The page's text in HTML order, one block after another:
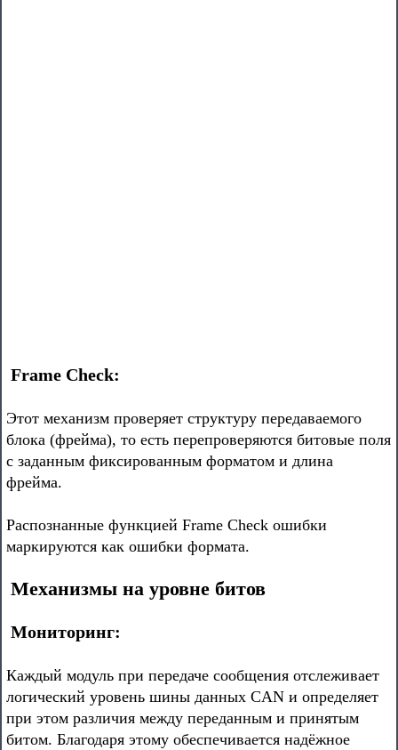
Frame Check:
Этот механизм проверяет структуру передаваемого
блока (фрейма), то есть перепроверяются битовые поля
с заданным фиксированным форматом и длина
фрейма.
Распознанные функцией Frame Check ошибки
маркируются как ошибки формата.
Механизмы на уровне битов
Мониторинг:
Каждый модуль при передаче сообщения отслеживает
логический уровень шины данных CAN и определяет
при этом различия между переданным и принятым
битом. Благодаря этому обеспечивается надёжное